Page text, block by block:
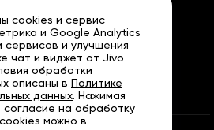
Выборгская
Гражданский проспект
Девяткино
Кировский завод
Ленинский проспект
cookies и сервис
и Google Analytics
сервисов и улучшения
чат и виджет от Jivo
обработки
описаны в Политике
данных. Нажимая
согласие на обработку
можно в